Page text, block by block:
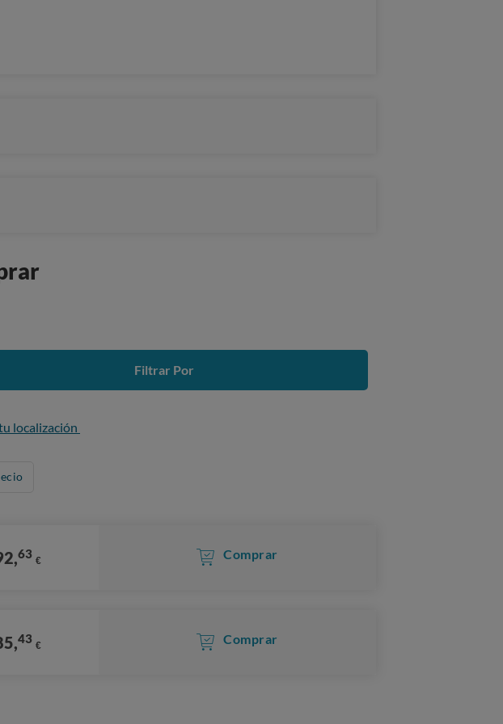
Filtrar Por
localización
63 € Comprar
43 € Comprar